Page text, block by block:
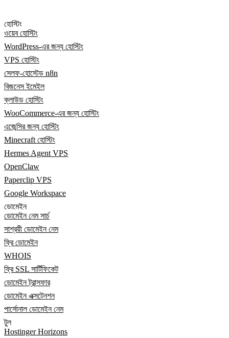
হোস্টিং
ওয়েব হোস্টিং
WordPress-এর জন্য হোস্টিং
VPS হোস্টিং
সেলফ-হোস্টেড n8n
বিজনেস ইমেইল
ক্লাউড হোস্টিং
WooCommerce-এর জন্য হোস্টিং
এজেন্সির জন্য হোস্টিং
Minecraft হোস্টিং
Hermes Agent VPS
OpenClaw
Paperclip VPS
Google Workspace
ডোমেইন
ডোমেইন নেম সার্চ
সাশ্রয়ী ডোমেইন নেম
ফ্রি ডোমেইন
WHOIS
ফ্রি SSL সার্টিফিকেট
ডোমেইন ট্রান্সফার
ডোমেইন এক্সটেনশন
পার্সোনাল ডোমেইন নেম
টুল
Hostinger Horizons